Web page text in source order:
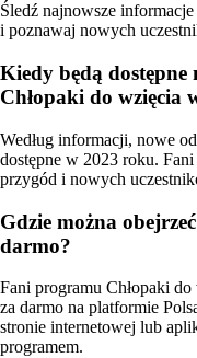
Śledź najnowsze
i poznawaj nowych
Kiedy będą
Chłopaki do wzięcia
Według informacji, nowe
dostępne w 2023 roku.
przygód i nowych
Gdzie można
darmo?
Fani programu Chłopaki
za darmo na platformie
stronie internetowej lub
programem.